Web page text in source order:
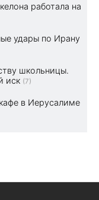
работала на
удары по Ирану
школьницы.
иск (7)
в Иерусалиме